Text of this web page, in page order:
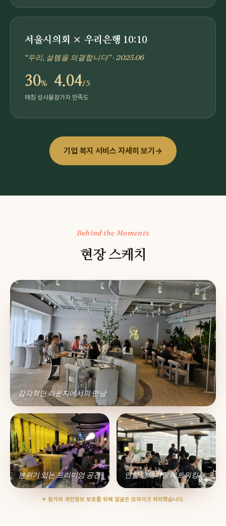
서울시의회 × 우리은행 10:10
“우리, 설렘을 의결합니다” · 2025.06
30%
매칭 성사율
4.04/5
참가자 만족도
기업 복지 서비스 자세히 보기 →
Behind the Moments
현장 스케치
감각적인 라운지에서의 만남
분위기 있는 프리미엄 공간 연합 단체미팅 네트워킹
※ 참가자 개인정보 보호를 위해 얼굴은 모자이크 처리했습니다.